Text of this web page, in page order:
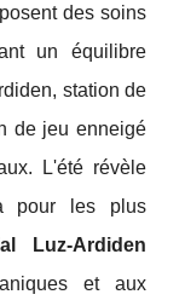
des soins
un équilibre
station de
de jeu enneigé
L'été révèle
pour les plus
Luz-Ardiden
et aux